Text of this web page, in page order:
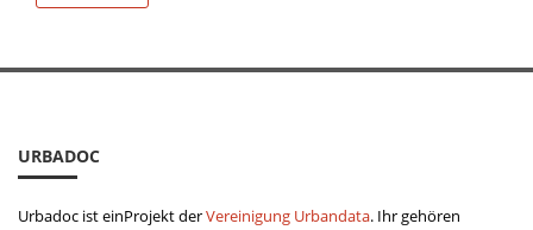
URBADOC
Urbadoc ist einProjekt derVereinigung Urbandata. Ihr gehören